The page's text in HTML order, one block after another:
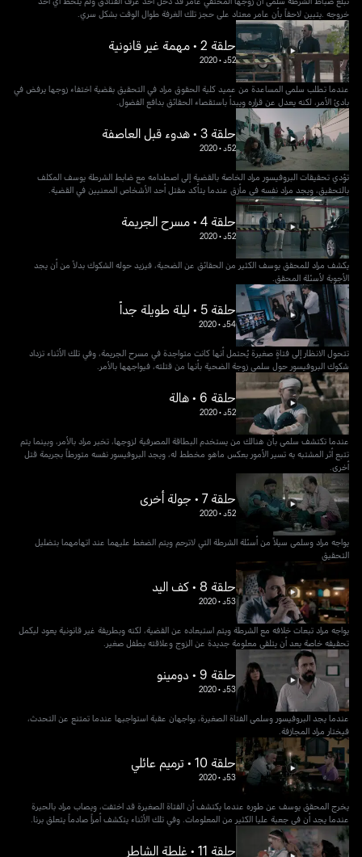
خروجه .يتبين لاحقاً بأن عامر معتاد على حجز تلك الغرفة طوال الوقت بشكل سري.
حلقة 2 • مهمة غير قانونية
52د •
2020
عندما تطلب سلمى المساعدة من عميد كلية الحقوق مراد في التحقيق بقضية اختفاء زوجها يرفض في
بادئ الأمر، لكنه يعدل عن قراره ويبدأ باستقصاء الحقائق بدافع الفضول.
حلقة 3 • هدوء قبل العاصفة
52د •
2020
تؤدي تحقيقات البروفيسور مراد الخاصة بالقضية إلى اصطدامه مع ضابط الشرطة يوسف المكلف
بالتحقيق، ويجد مراد نفسه في مأزق عندما يتأكد مقتل أحد الأشخاص المعنيين في القضية.
حلقة 4 • مسرح الجريمة
52د •
2020
يكشف مراد للمحقق يوسف الكثير من الحقائق عن الضحية، فيزيد حوله الشكوك بدلاً من أن يجد
الأجوبة لأسئلة المحقق.
حلقة 5 • ليلة طويلة جداً
54د •
2020
تتحول الانظار إلى فتاةٍ صغيرة يُحتمل أنها كانت متواجدة في مسرح الجريمة، وفي تلك الأثناء تزداد
شكوك البروفيسور حول سلمى زوجة الضحية بأنها من قتلته، فيواجهها بالأمر.
حلقة 6 • هالة
52د •
2020
عندما تكتشف سلمى بأن هنالك من يستخدم البطاقة المصرفية لزوجها، تخبر مراد بالأمر، وبينما يتم
تتبع أثر المشتبه به تسير الأمور بعكس ماهو مخطط له، ويجد البروفيسور نفسه متورطاً بجريمة قتل
أخرى.
حلقة 7 • جولة أخرى
52د •
2020
يواجه مراد وسلمى سيلاً من أسئلة الشرطة التي لاترحم ويتم الضغط عليهما عند اتهامهما بتضليل
التحقيق
حلقة 8 • كف اليد
53د •
2020
يواجه مراد تبعات خلافه مع الشرطة ويتم استبعاده عن القضية، لكنه وبطريقة غير قانونية يعود ليكمل
تحقيقه خاصة بعد أن يتلقى معلومة جديدة عن الزوج وعلاقته بطفل صغير.
حلقة 9 • دومينو
53د •
2020
عندما يجد البروفيسور وسلمى الفتاة الصغيرة، يواجهان عقبة استواجبها عندما تمتنع عن التحدث،
فيختار مراد المجازفة.
حلقة 10 • ترميم عائلي
53د •
2020
يخرج المحقق يوسف عن طوره عندما يكتشف أن الفتاة الصغيرة قد اختفت، ويصاب مراد بالحيرة
عندما يجد أن في جعبة عليا الكثير من المعلومات. وفي تلك الأثناء يتكشف أمراً صادماً يتعلق برنا.
حلقة 11 • غلطة الشاطر